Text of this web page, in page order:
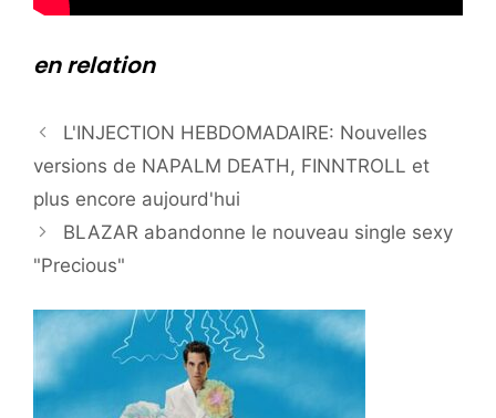
en relation
L'INJECTION HEBDOMADAIRE: Nouvelles
versions de NAPALM DEATH, FINNTROLL et
plus encore aujourd'hui
BLAZAR abandonne le nouveau single sexy
"Precious"